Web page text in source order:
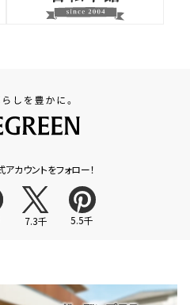
カウントをフォロー！
7.3千 5.5千